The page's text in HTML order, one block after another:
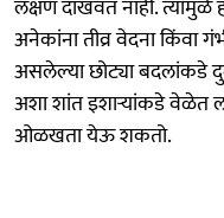
लक्षणं दाखवत नाही.
अनेकांना तीव्र वेदना किंवा
असलेल्या छोट्या बदलांकडे
अशा शांत इशाऱ्यांकडे वेळेत
ओळखता येऊ शकतो.